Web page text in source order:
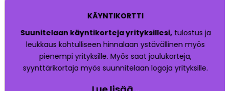
KÄYNTIKORTTI
Suunitelaan käyntikorteja yrityksillesi,tulostus ja
leukkaus kohtulliseen hinnalaan ystävällinen myös
pienempi yrityksille. Myös saat joulukorteja,
syynttärikortaja myös suunnitelaan logoja yrityksille.